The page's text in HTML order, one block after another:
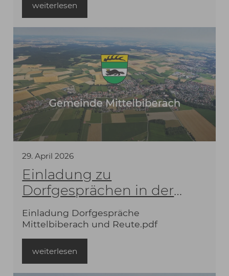
weiterlesen
29.April 2026
Einladung zu
Dorfgesprächen in der
Gemeinde Mittelbiberach
Einladung Dorfgespräche
Mittelbiberach und Reute.pdf
weiterlesen